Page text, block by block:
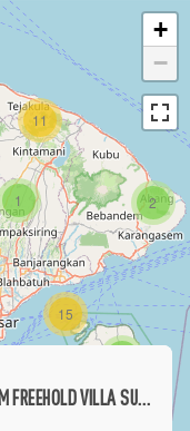
1
15
11
2
+
−
TRANQUIL TWO BEDROOM FREEHOLD VILLA SURROUNDED BY RICE FIELDS IN PEACEFUL NYANYI